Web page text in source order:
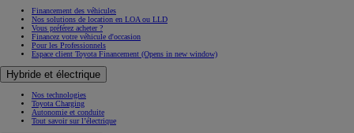
Financement des véhicules
Nos solutions de location en LOA ou LLD
Vous préférez acheter ?
Financez votre véhicule d'occasion
Pour les Professionnels
Espace client Toyota Financement (Opens in new window)
Hybride et électrique
Nos technologies
Toyota Charging
Autonomie et conduite
Tout savoir sur l’électrique